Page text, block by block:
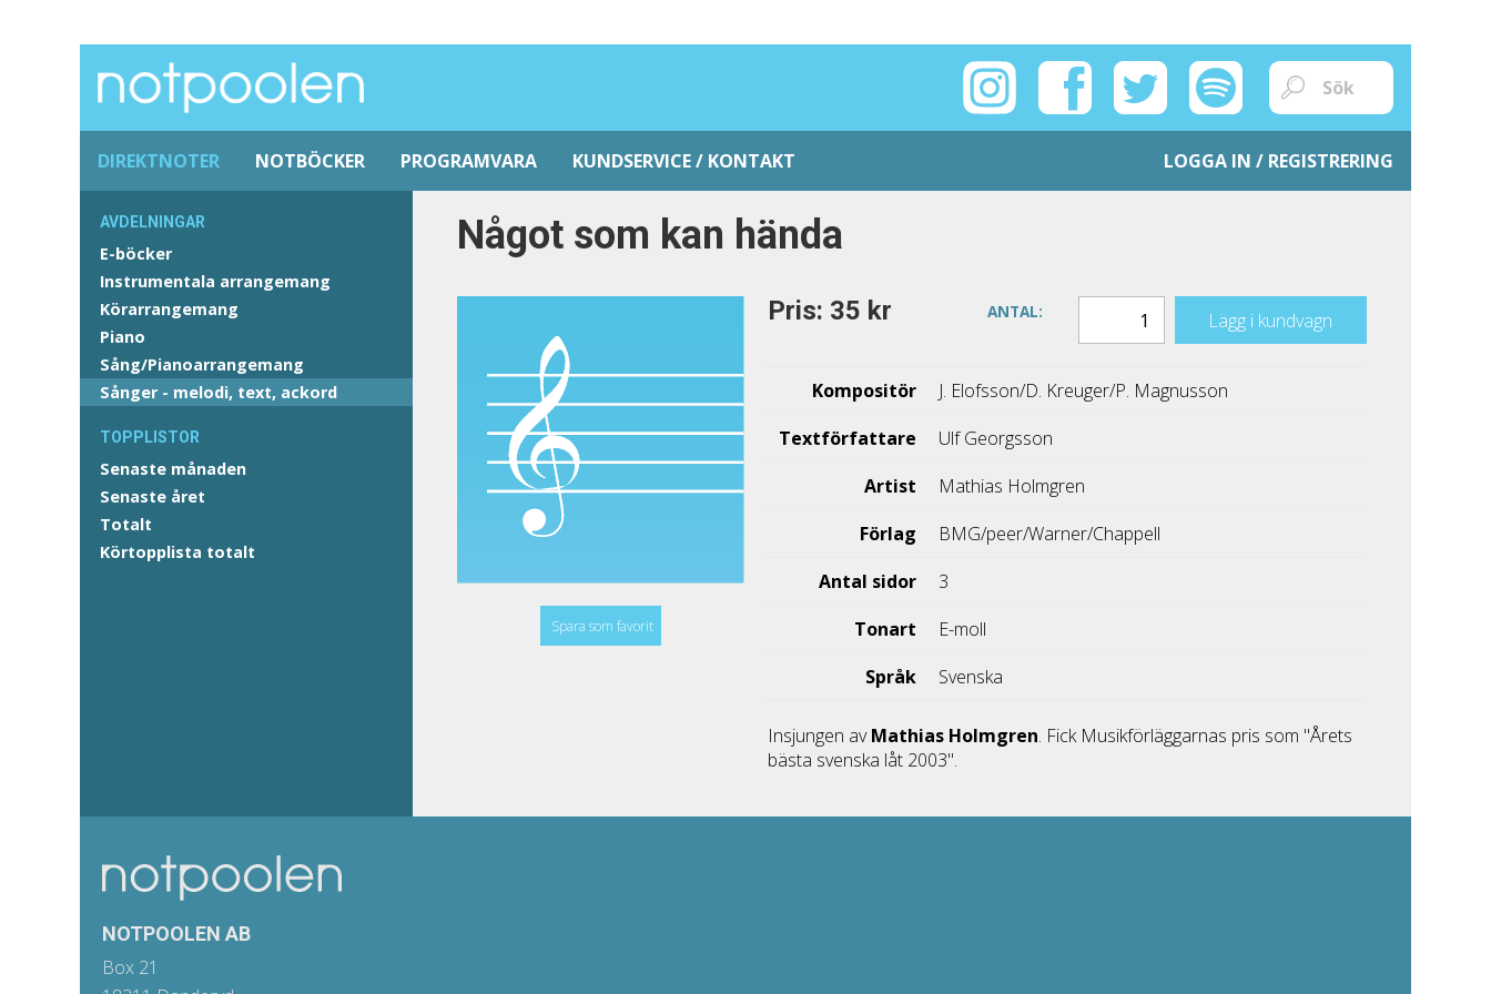
DIREKTNOTER NOTBÖCKER PROGRAMVARA KUNDSERVICE / KONTAKT LOGGA IN / REGISTRERING
AVDELNINGAR
E-böcker
Instrumentala arrangemang
Körarrangemang
Piano
Sång/Pianoarrangemang
Sånger - melodi, text, ackord
TOPPLISTOR
Senaste månaden
Senaste året
Totalt
Körtopplista totalt
Något som kan hända
Spara som favorit
Pris: 35 kr ANTAL: Lägg i kundvagn
Kompositör
J. Elofsson/D. Kreuger/P. Magnusson
Textförfattare
Ulf Georgsson
Artist
Mathias Holmgren
Förlag
BMG/peer/Warner/Chappell
Antal sidor
3
Tonart
E-moll
Språk
Svenska
Insjungen avMathias Holmgren. Fick Musikförläggarnas pris som "Årets
bästa svenska låt 2003".
NOTPOOLEN AB
Box 21